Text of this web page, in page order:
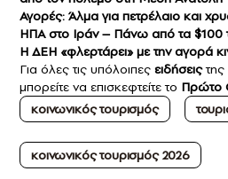
Αγορές: Άλμα για πετρέλαιο και
ΗΠΑ στο Ιράν – Πάνω από τα $100
Η ΔΕΗ «φλερτάρει» με την αγορά
Για όλες τις υπόλοιπες ειδήσειςτης
μπορείτε να επισκεφτείτε το Πρώτο
κοινωνικός τουρισμός
κοινωνικός τουρισμός 2026